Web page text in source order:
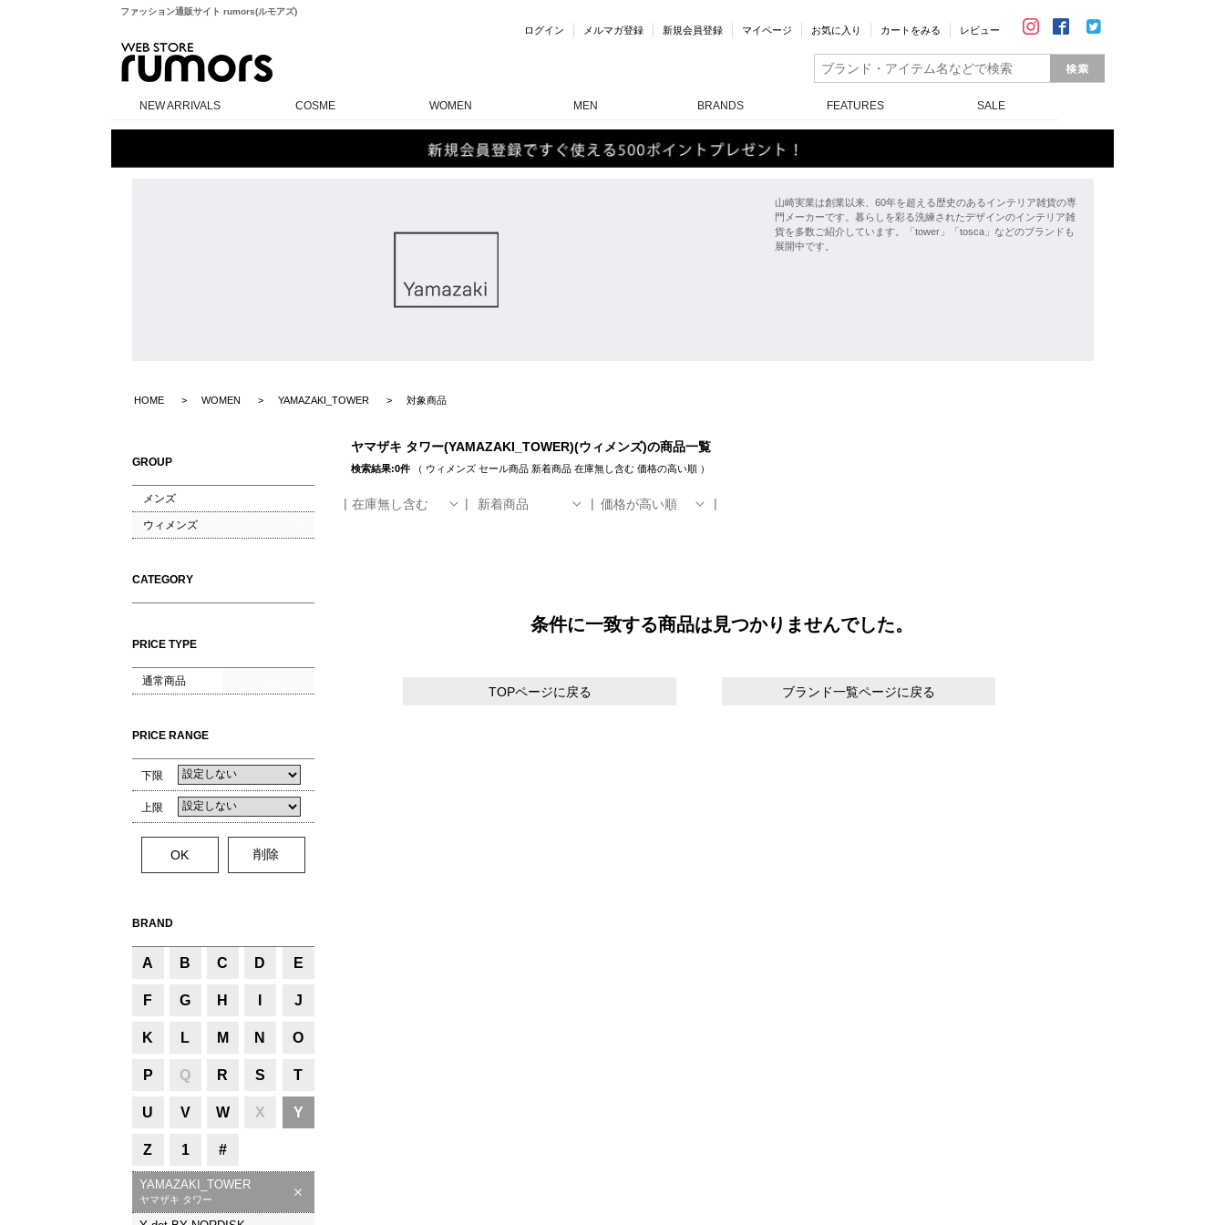
ファッション通販サイト rumors(ルモアズ)
ログイン メルマガ登録 新規会員登録 マイページ お気に入り カートをみる レビュー
NEW ARRIVALS COSME WOMEN MEN BRANDS FEATURES SALE
山崎実業は創業以来、60年を超える歴史のあるインテリア雑貨の専
門メーカーです。暮らしを彩る洗練されたデザインのインテリア雑
貨を多数ご紹介しています。「tower」「tosca」などのブランドも
展開中です。
HOME WOMEN YAMAZAKI_TOWER 対象商品
GROUP
メンズ
ウィメンズ
CATEGORY
PRICE TYPE
通常商品
PRICE RANGE
下限
上限
BRAND
A B C D E
F G H J
K L M N O
P Q R S T
U V W X Y
Z 1 #
YAMAZAKI_TOWER
ヤマザキ タワー
ヤマザキ タワー(YAMAZAKI_TOWER)(ウィメンズ)の商品一覧
検索結果:0件（ ウィメンズ セール商品 新着商品 在庫無し含む 価格の高い順）
在庫無し含む 新着商品 価格が高い順
条件に一致する商品は見つかりませんでした。
TOPページに戻る ブランド一覧ページに戻る